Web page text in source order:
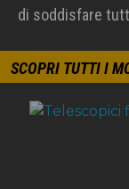
di soddisfare
SCOPRI TUTTI I